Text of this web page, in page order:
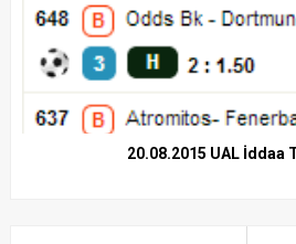
20.08.2015 UAL İddaa